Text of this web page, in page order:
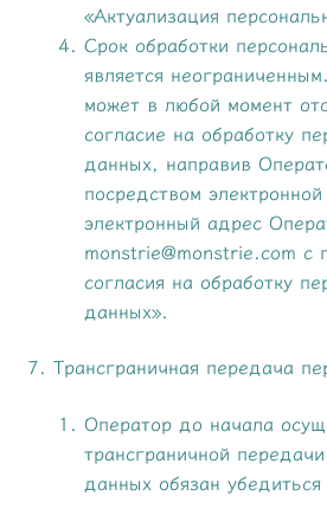
«Актуализация
Срок обработки
является
может в любой момент
согласие на обработку
данных, направив
посредством
электронный адрес
monstrie@monstrie.com с
согласия на обработку
данных».
7. Трансграничная передача
Оператор до начала
трансграничной
данных обязан